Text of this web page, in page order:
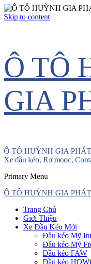
Skip to content
Ô TÔ
GIA
Ô TÔ HUỲNH GIA PHÁT
Xe đầu kéo, Rơ mooc,
Primary Menu
Ô TÔ HUỲNH GIA PHÁT
Trang Chủ
Giới Thiệu
Xe Đầu Kéo Mới
Đầu kéo Mỹ
Đầu kéo Mỹ
Đầu kéo FAW
Đầu kéo